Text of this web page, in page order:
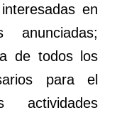
en
anunciadas;
de todos los
para el
actividades